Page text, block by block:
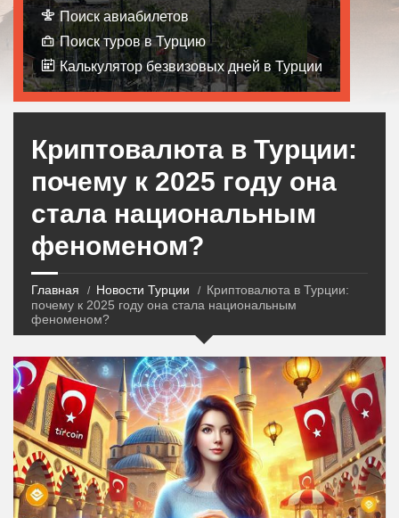
Поиск авиабилетов
Поиск туров в Турцию
Калькулятор безвизовых дней в Турции
Криптовалюта в Турции:
почему к 2025 году она
стала национальным
феноменом?
Главная Новости Турции
Криптовалюта в Турции:
почему к 2025 году она стала национальным
феноменом?